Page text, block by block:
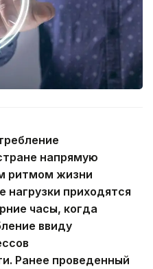
напрямую
ритмом жизни
нагрузки приходятся
часы, когда
ввиду
Ранее проведенный